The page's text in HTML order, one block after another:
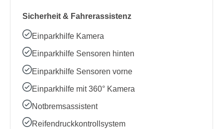
Sicherheit & Fahrerassistenz
Einparkhilfe Kamera
Einparkhilfe Sensoren hinten
Einparkhilfe Sensoren vorne
Einparkhilfe mit 360° Kamera
Notbremsassistent
Reifendruckkontrollsystem